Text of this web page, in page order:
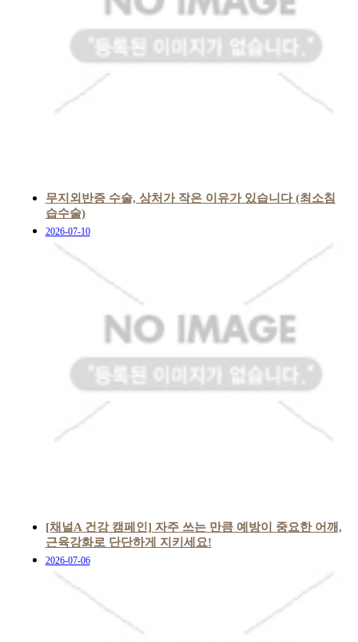
무지외반증 수술, 상처가 작은 이유가 있습니다 (최소침
습수술)
2026-07-10
[채널A 건강 캠페인] 자주 쓰는 만큼 예방이 중요한 어깨,
근육강화로 단단하게 지키세요!
2026-07-06